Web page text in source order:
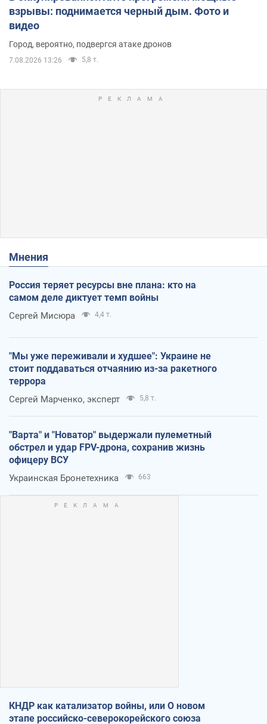
взрывы: поднимается черный дым. Фото и
видео
Город, вероятно, подвергся атаке дронов
7.08.2026 13:26 5,8 т.
Мнения
Россия теряет ресурсы вне плана: кто на
самом деле диктует темп войны
Сергей Мисюра 4,4 т.
"Мы уже переживали и худшее": Украине не
стоит поддаваться отчаянию из-за ракетного
террора
Сергей Марченко, эксперт 5,8 т.
"Варта" и "Новатор" выдержали пулеметный
обстрел и удар FPV-дрона, сохранив жизнь
офицеру ВСУ
Украинская Бронетехника 663
КНДР как катализатор войны, или О новом
этапе российско-северокорейского союза